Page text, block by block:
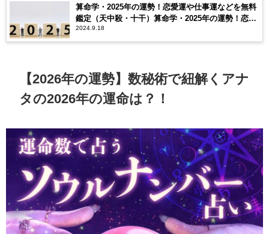
算命学・2025年の運勢！恋愛運や仕事運などを無料
鑑定（天中殺・十干）算命学・2025年の運勢！恋愛
運や仕事運などを無料鑑定（天中殺・十干）
2024.9.18
【2026年の運勢】数秘術で紐解くアナ
タの2026年の運命は？！